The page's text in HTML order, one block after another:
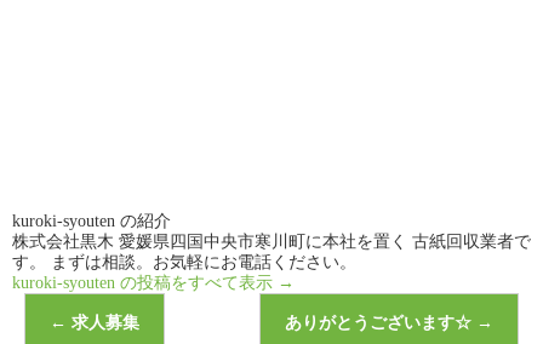
kuroki-syouten の紹介
株式会社黒木 愛媛県四国中央市寒川町に本社を置く 古紙回収業者で
す。 まずは相談。お気軽にお電話ください。
kuroki-syouten の投稿をすべて表示 →
← 求人募集 ありがとうございます☆ →